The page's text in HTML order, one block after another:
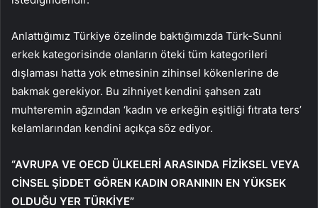
Anlattığımız Türkiye özelinde baktığımızda Türk-Sunni
erkek kategorisinde olanların öteki tüm kategorileri
dışlaması hatta yok etmesinin zihinsel kökenlerine de
bakmak gerekiyor. Bu zihniyet kendini şahsen zatı
muhteremin ağzından ‘kadın ve erkeğin eşitliği fıtrata ters’
kelamlarından kendini açıkça söz ediyor.
“AVRUPA VE OECD ÜLKELERİ ARASINDA FİZİKSEL VEYA
CİNSEL ŞİDDET GÖREN KADIN ORANININ EN YÜKSEK
OLDUĞU YER TÜRKİYE”